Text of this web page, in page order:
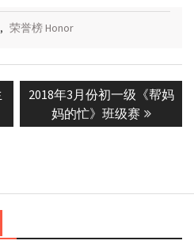
, 荣誉榜 Honor
Next
post:
2018年3月份初一级《帮妈
妈的忙》班级赛